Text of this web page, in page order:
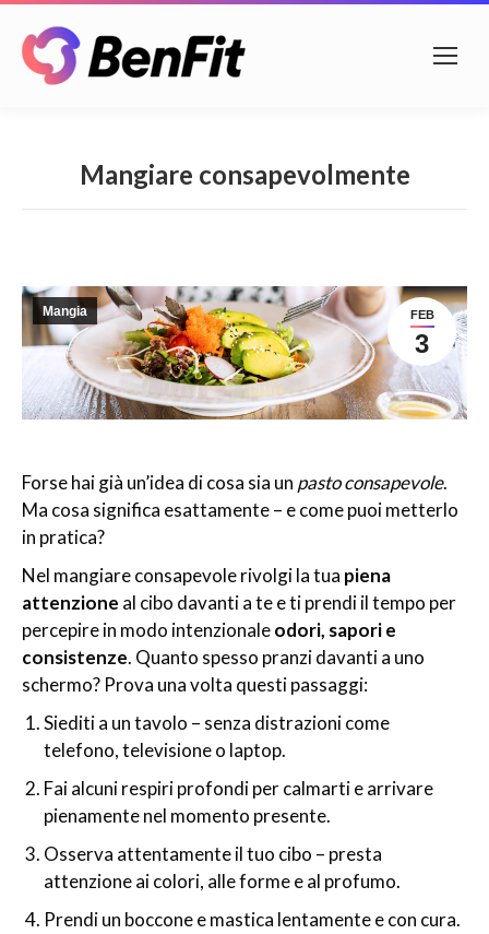
Mangiare consapevolmente
FEB
3
Mangia
Forse hai già un’idea di cosa sia un pasto consapevole.
Ma cosa significa esattamente – e come puoi metterlo
in pratica?
Nel mangiare consapevole rivolgi la tua piena
attenzione al cibo davanti a te e ti prendi il tempo per
percepire in modo intenzionaleodori, sapori e
consistenze. Quanto spesso pranzi davanti a uno
schermo? Prova una volta questi passaggi:
Siediti a un tavolo – senza distrazioni come
telefono, televisione o laptop.
Fai alcuni respiri profondi per calmarti e arrivare
pienamente nel momento presente.
Osserva attentamente il tuo cibo – presta
attenzione ai colori, alle forme e al profumo.
Prendi un boccone e mastica lentamente e con cura.